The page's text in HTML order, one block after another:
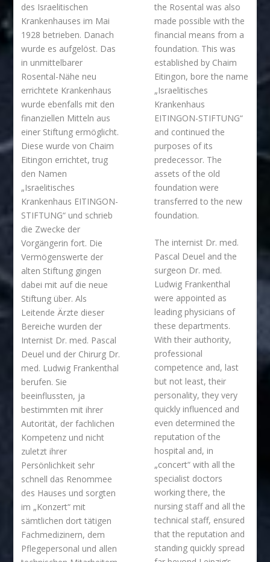
des Israelitischen
Krankenhauses im Mai
1928 betrieben. Danach
wurde es aufgelöst. Das
in unmittelbarer
Rosental-Nähe neu
errichtete Krankenhaus
wurde ebenfalls mit den
finanziellen Mitteln aus
einer Stiftung ermöglicht.
Diese wurde von Chaim
Eitingon errichtet, trug
den Namen
„Israelitisches
Krankenhaus EITINGON-
STIFTUNG“ und schrieb
die Zwecke der
Vorgängerin fort. Die
Vermögenswerte der
alten Stiftung gingen
dabei mit auf die neue
Stiftung über. Als
Leitende Ärzte dieser
Bereiche wurden der
Internist Dr. med. Pascal
Deuel und der Chirurg Dr.
med. Ludwig Frankenthal
berufen. Sie
beeinflussten, ja
bestimmten mit ihrer
Autorität, der fachlichen
Kompetenz und nicht
zuletzt ihrer
Persönlichkeit sehr
schnell das Renommee
des Hauses und sorgten
im „Konzert“ mit
sämtlichen dort tätigen
Fachmedizinern, dem
Pflegepersonal und allen
the Rosental was also
made possible with the
financial means from a
foundation. This was
established by Chaim
Eitingon, bore the name
„Israelitisches
Krankenhaus
EITINGON-STIFTUNG“
and continued the
purposes of its
predecessor. The
assets of the old
foundation were
transferred to the new
foundation.
The internist Dr. med.
Pascal Deuel and the
surgeon Dr. med.
Ludwig Frankenthal
were appointed as
leading physicians of
these departments.
With their authority,
professional
competence and, last
but not least, their
personality, they very
quickly influenced and
even determined the
reputation of the
hospital and, in
„concert“ with all the
specialist doctors
working there, the
nursing staff and all the
technical staff, ensured
that the reputation and
standing quickly spread